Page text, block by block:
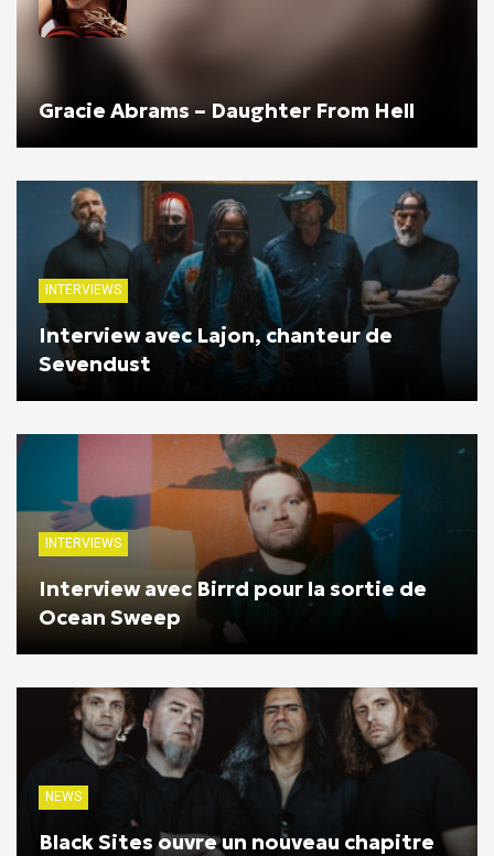
Gracie Abrams – Daughter From Hell
INTERVIEWS
Interview avec Lajon, chanteur de
Sevendust
INTERVIEWS
Interview avec Birrd pour la sortie de
Ocean Sweep
NEWS
Black Sites ouvre un nouveau chapitre